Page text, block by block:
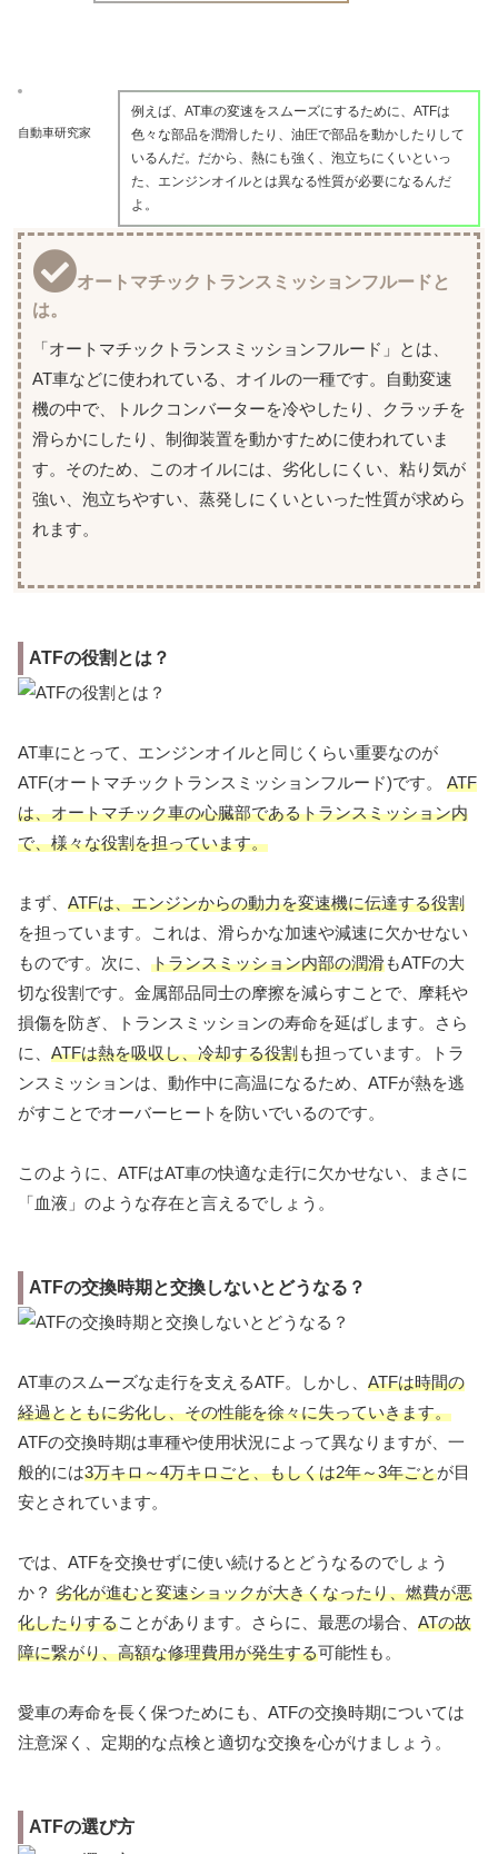
自動車研究家
例えば、AT車の変速をスムーズにするために、ATFは
色々な部品を潤滑したり、油圧で部品を動かしたりして
いるんだ。だから、熱にも強く、泡立ちにくいといっ
た、エンジンオイルとは異なる性質が必要になるんだ
よ。
オートマチックトランスミッションフルードと
は。
「オートマチックトランスミッションフルード」とは、
AT車などに使われている、オイルの一種です。自動変速
機の中で、トルクコンバーターを冷やしたり、クラッチを
滑らかにしたり、制御装置を動かすために使われていま
す。そのため、このオイルには、劣化しにくい、粘り気が
強い、泡立ちやすい、蒸発しにくいといった性質が求めら
れます。
ATFの役割とは？
AT車にとって、エンジンオイルと同じくらい重要なのが
ATF(オートマチックトランスミッションフルード)です。 ATF
は、オートマチック車の心臓部であるトランスミッション内
で、様々な役割を担っています。
まず、 ATFは、エンジンからの動力を変速機に伝達する役割
を担っています。これは、滑らかな加速や減速に欠かせない
ものです。次に、 トランスミッション内部の潤滑もATFの大
切な役割です。金属部品同士の摩擦を減らすことで、摩耗や
損傷を防ぎ、トランスミッションの寿命を延ばします。さら
に、 ATFは熱を吸収し、冷却する役割も担っています。トラ
ンスミッションは、動作中に高温になるため、ATFが熱を逃
がすことでオーバーヒートを防いでいるのです。
このように、ATFはAT車の快適な走行に欠かせない、まさに
「血液」のような存在と言えるでしょう。
ATFの交換時期と交換しないとどうなる？
AT車のスムーズな走行を支えるATF。しかし、 ATFは時間の
経過とともに劣化し、その性能を徐々に失っていきます。
ATFの交換時期は車種や使用状況によって異なりますが、一
般的には3万キロ～4万キロごと、もしくは2年～3年ごとが目
安とされています。
では、ATFを交換せずに使い続けるとどうなるのでしょう
か？ 劣化が進むと変速ショックが大きくなったり、燃費が悪
化したりすることがあります。さらに、最悪の場合、 ATの故
障に繋がり、高額な修理費用が発生する可能性も。
愛車の寿命を長く保つためにも、ATFの交換時期については
注意深く、定期的な点検と適切な交換を心がけましょう。
ATFの選び方